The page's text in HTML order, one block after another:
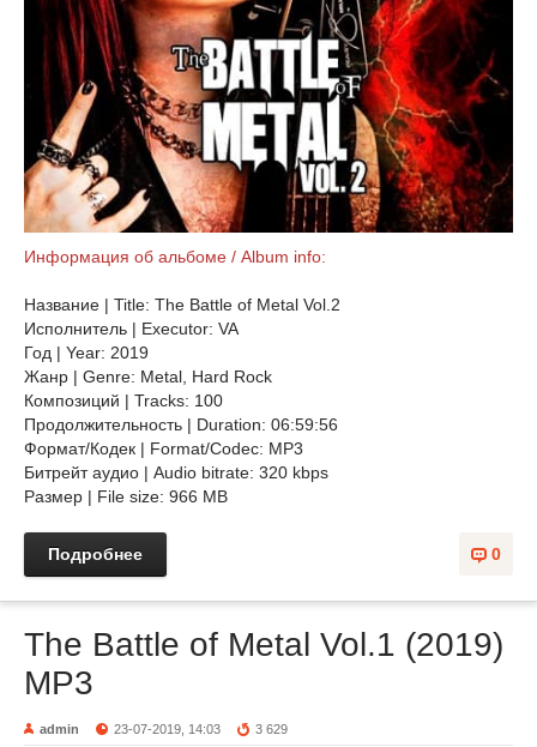
Информация об альбоме / Album info:
Название | Title: The Battle of Metal Vol.2
Исполнитель | Executor: VA
Год | Year: 2019
Жанр | Genre: Metal, Hard Rock
Композиций | Tracks: 100
Продолжительность | Duration: 06:59:56
Формат/Кодек | Format/Codec: MP3
Битрейт аудио | Audio bitrate: 320 kbps
Размер | File size: 966 MB
0
Подробнее
The Battle of Metal Vol.1 (2019)
MP3
admin 23-07-2019, 14:03 3 629